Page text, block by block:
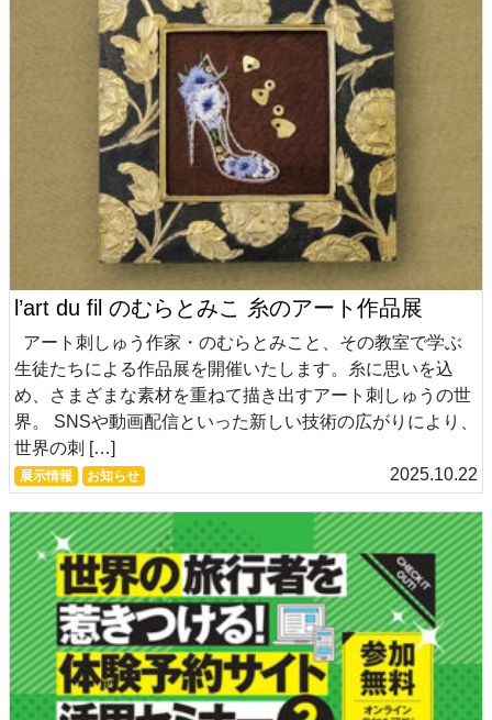
l’art du fil のむらとみこ 糸のアート作品展
アート刺しゅう作家・のむらとみこと、その教室で学ぶ
生徒たちによる作品展を開催いたします。糸に思いを込
め、さまざまな素材を重ねて描き出すアート刺しゅうの世
界。 SNSや動画配信といった新しい技術の広がりにより、
世界の刺 […]
展示情報 お知らせ 2025.10.22